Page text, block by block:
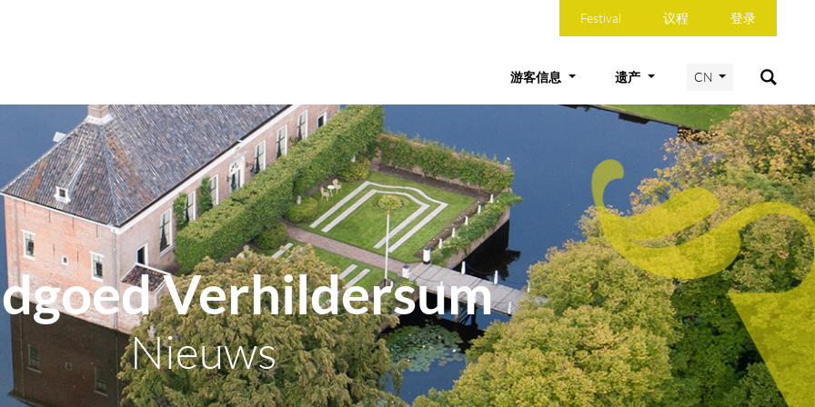
Festival 议程 登录
游客信息 遗产 CN
Verhildersum
Nieuws